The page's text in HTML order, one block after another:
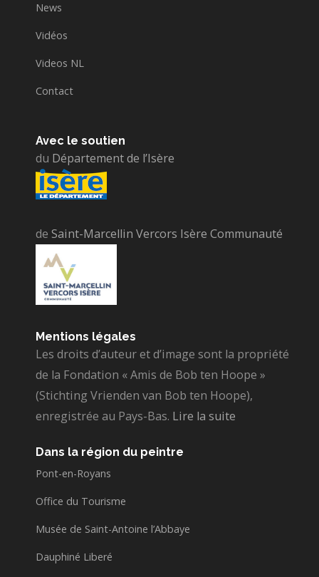
News
Vidéos
Videos NL
Contact
Avec le soutien
du Département de l’Isère
de Saint-Marcellin Vercors Isère Communauté
Mentions légales
Les droits d’auteur et d’image sont la propriété
de la Fondation « Amis de Bob ten Hoope »
(Stichting Vrienden van Bob ten Hoope),
enregistrée au Pays-Bas. Lire la suite
Dans la région du peintre
Pont-en-Royans
Office du Tourisme
Musée de Saint-Antoine l’Abbaye
Dauphiné Liberé